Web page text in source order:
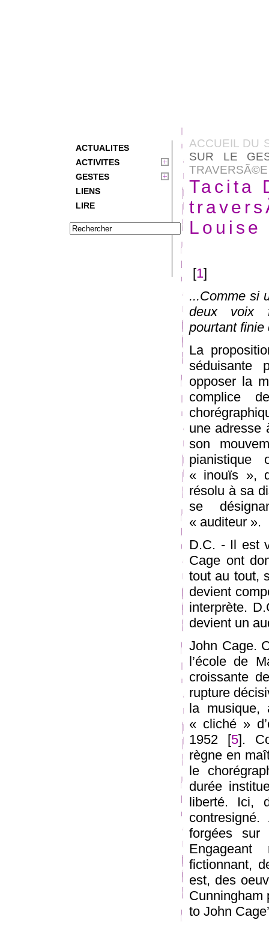
ACTUALITES
ACTIVITES
GESTES
LIENS
LIRE
ACCUEIL DU
SUR LE
TRAVERSÃ©E
Tacita
Louise
[1]
...Comme si
deux voix
pourtant finie
La
séduisante
opposer la
complice
une adresse
son
pianistique
« inouïs »,
résolu à sa
se
« auditeur ».
D.C. - Il est
Cage ont
tout au tout,
devient
interprète.
devient un
John Cage.
l’école de
croissante
rupture
la musique,
« cliché »
1952 [5].
règne en
le
durée
liberté. Ici,
forgées sur
fictionnant,
est, des
Cunningham
to John